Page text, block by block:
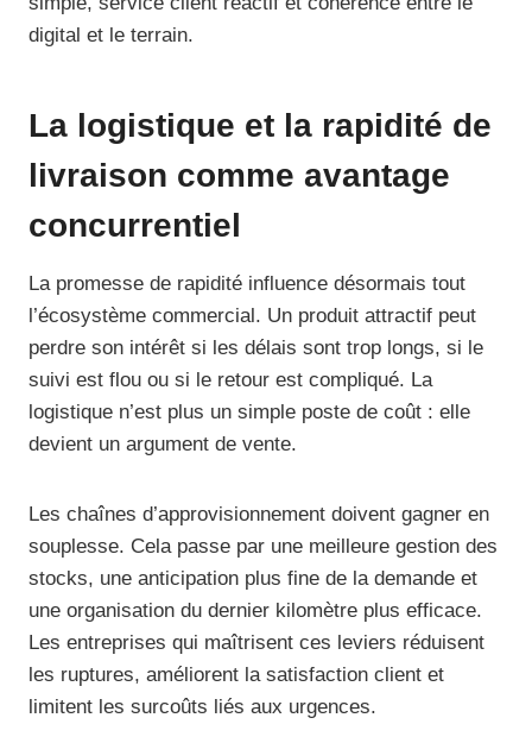
digital et le terrain.
La logistique et la rapidité de
livraison comme avantage
concurrentiel
La promesse de rapidité influence désormais tout
l’écosystème commercial. Un produit attractif peut
perdre son intérêt si les délais sont trop longs, si le
suivi est flou ou si le retour est compliqué. La
logistique n’est plus un simple poste de coût : elle
devient un argument de vente.
Les chaînes d’approvisionnement doivent gagner en
souplesse. Cela passe par une meilleure gestion des
stocks, une anticipation plus fine de la demande et
une organisation du dernier kilomètre plus efficace.
Les entreprises qui maîtrisent ces leviers réduisent
les ruptures, améliorent la satisfaction client et
limitent les surcoûts liés aux urgences.